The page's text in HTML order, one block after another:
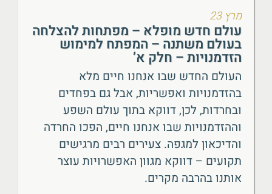
מרץ 23
עולם חדש מופלא – מפתחות להצלחה
בעולם משתנה – המפתח למימוש
הזדמנויות – חלק א’
העולם החדש שבו אנחנו חיים מלא
בהזדמנויות ואפשריות, אבל גם בפחדים
ובחרדות, לכן, דווקא בתוך עולם השפע
וההזדמנויות שבו אנחנו חיים, הפכו החרדה
והדיכאון למגפה. צעירים רבים מרגישים
תקועים – דווקא מגוון האפשרויות עוצר
אותנו בהרבה מקרים.